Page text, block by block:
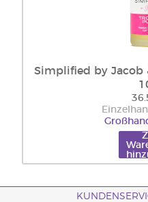
Simplified by Jacob